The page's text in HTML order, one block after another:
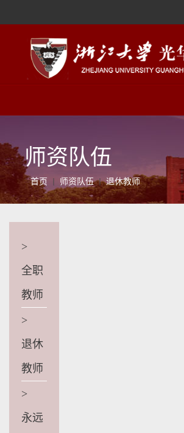
师资队伍
首页 师资队伍 退休教师
>
全职
教师
>
退休
教师
>
永远